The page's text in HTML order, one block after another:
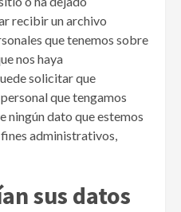
recibir un archivo
que tenemos sobre
nos haya
solicitar que
que tengamos
ningún dato que estemos
administrativos,
sus datos